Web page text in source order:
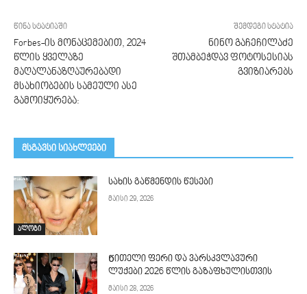
წინა სტატიაში
Forbes-ის მონაცემებით, 2024
წლის ყველაზე
მაღალანაზღაურებადი
მსახიობების სამეული ასე
გამოიყურება:
შემდეგი სტატია
ნინო გაჩეჩილაძე
შთამბეჭდავ ფოტოსესიას
გვიზიარებს
მსგავსი სიახლეები
ბლოგი
სახის გაწმენდის წესები
მაისი 29, 2026
Წითელი ფერი და ვარსკვლავური
ლუქები 2026 წლის გაზაფხულისთვის
მაისი 28, 2026